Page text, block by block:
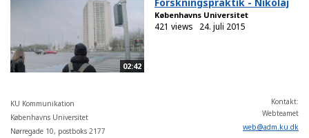
02:42
Københavns Universitet
421 views 24. juli 2015
KU Kommunikation
Københavns Universitet
Nørregade 10, postboks 2177
Kontakt:
Webteamet
web@adm ku dk